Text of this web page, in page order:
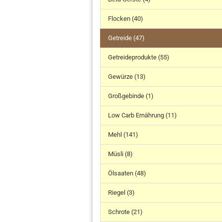
Flocken (40)
Getreide (47)
Getreideprodukte (55)
Gewürze (13)
Großgebinde (1)
Low Carb Ernährung (11)
Mehl (141)
Müsli (8)
Ölsaaten (48)
Riegel (3)
Schrote (21)